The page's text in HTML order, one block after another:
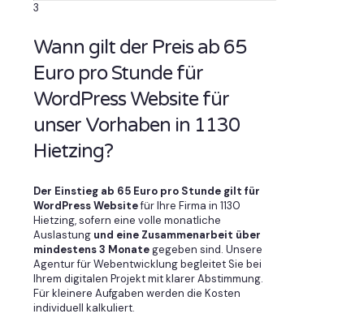
3
Wann gilt der Preis ab 65
Euro pro Stunde für
WordPress Website für
unser Vorhaben in 1130
Hietzing?
Der Einstieg ab 65 Euro pro Stunde gilt für
WordPress Websitefür Ihre Firma in 1130
Hietzing, sofern eine volle monatliche
Auslastung und eine Zusammenarbeit über
mindestens 3 Monategegeben sind. Unsere
Agentur für Webentwicklung begleitet Sie bei
Ihrem digitalen Projekt mit klarer Abstimmung.
Für kleinere Aufgaben werden die Kosten
individuell kalkuliert.